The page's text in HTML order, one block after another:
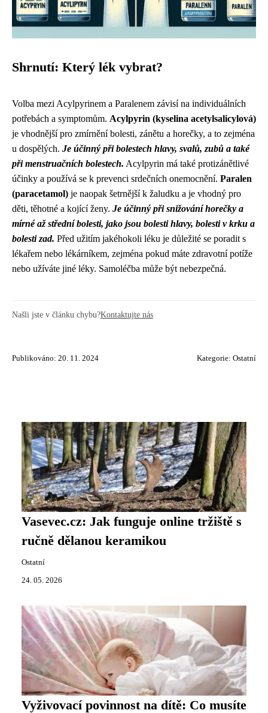
Shrnutí: Který lék vybrat?
Volba mezi Acylpyrinem a Paralenem závisí na individuálních
potřebách a symptomům. Acylpyrin (kyselina acetylsalicylová)
je vhodnější pro zmírnění bolesti, zánětu a horečky, a to zejména
u dospělých. Je účinný při bolestech hlavy, svalů, zubů a také
při menstruačních bolestech. Acylpyrin má také protizánětlivé
účinky a používá se k prevenci srdečních onemocnění. Paralen
(paracetamol) je naopak šetrnější k žaludku a je vhodný pro
děti, těhotné a kojící ženy. Je účinný při snižování horečky a
mírné až střední bolesti, jako jsou bolesti hlavy, bolesti v krku a
bolesti zad. Před užitím jakéhokoli léku je důležité se poradit s
lékařem nebo lékárníkem, zejména pokud máte zdravotní potíže
nebo užíváte jiné léky. Samoléčba může být nebezpečná.
Našli jste v článku chybu?Kontaktujte nás
Publikováno: 20. 11. 2024 Kategorie: Ostatní
Vasevec.cz: Jak funguje online tržiště s
ručně dělanou keramikou
Ostatní
24. 05. 2026
Vyživovací povinnost na dítě: Co musíte